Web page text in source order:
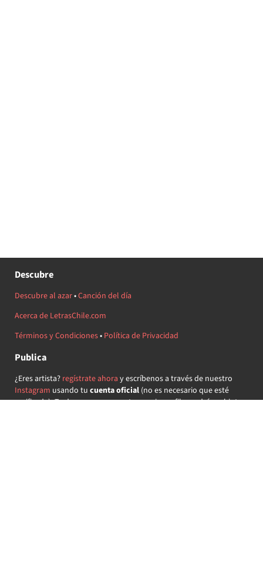
Descubre
Descubre al azar•Canción del día
Acerca de LetrasChile.com
Términos y Condiciones• Política de Privacidad
Publica
¿Eres artista? regístrate ahora y escríbenos a través de nuestro
Instagram usando tu cuenta oficial(no es necesario que esté
verificada) ¡Te daremos acceso a tu propio perfil y podrás subir tus